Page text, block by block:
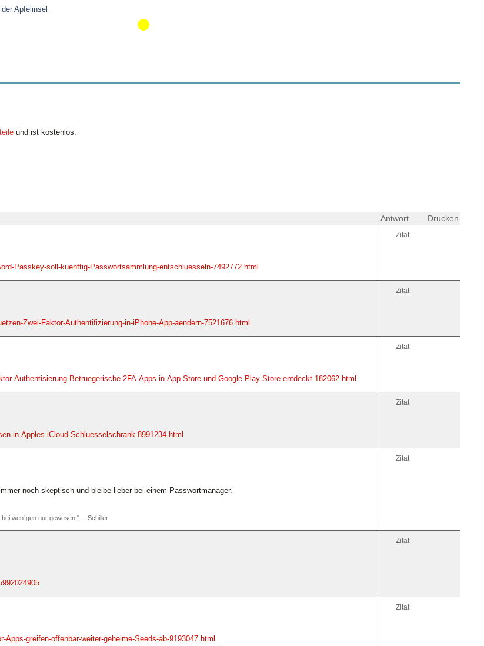
und ist kostenlos.
Antwort Drucken
Zitat
Passkey-soll-kuenftig-Passwortsammlung-entschluesseln-7492772.html
Zitat
Zwei-Faktor-Authentifizierung-in-iPhone-App-aendern-7521676.html
Zitat
Authentisierung-Betruegerische-2FA-Apps-in-App-Store-und-Google-Play-Store-entdeckt-182062.html
Zitat
in-Apples-iCloud-Schluesselschrank-8991234.html
Zitat
noch skeptisch und bleibe lieber bei einem Passwortmanager.
wen´gen nur gewesen." -- Schiller
Zitat
Zitat
greifen-offenbar-weiter-geheime-Seeds-ab-9193047.html